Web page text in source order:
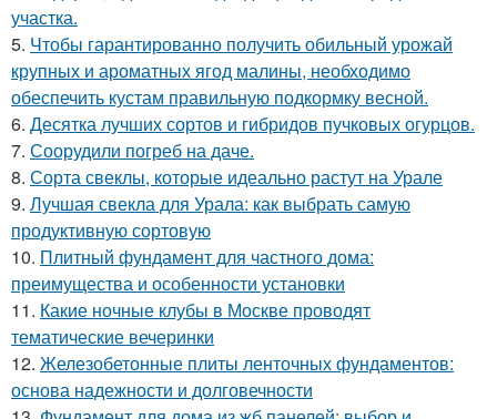
участка.
5. Чтобы гарантированно получить обильный урожай
крупных и ароматных ягод малины, необходимо
обеспечить кустам правильную подкормку весной.
6. Десятка лучших сортов и гибридов пучковых огурцов.
7. Соорудили погреб на даче.
8. Сорта свеклы, которые идеально растут на Урале
9. Лучшая свекла для Урала: как выбрать самую
продуктивную сортовую
10. Плитный фундамент для частного дома:
преимущества и особенности установки
11. Какие ночные клубы в Москве проводят
тематические вечеринки
12. Железобетонные плиты ленточных фундаментов:
основа надежности и долговечности